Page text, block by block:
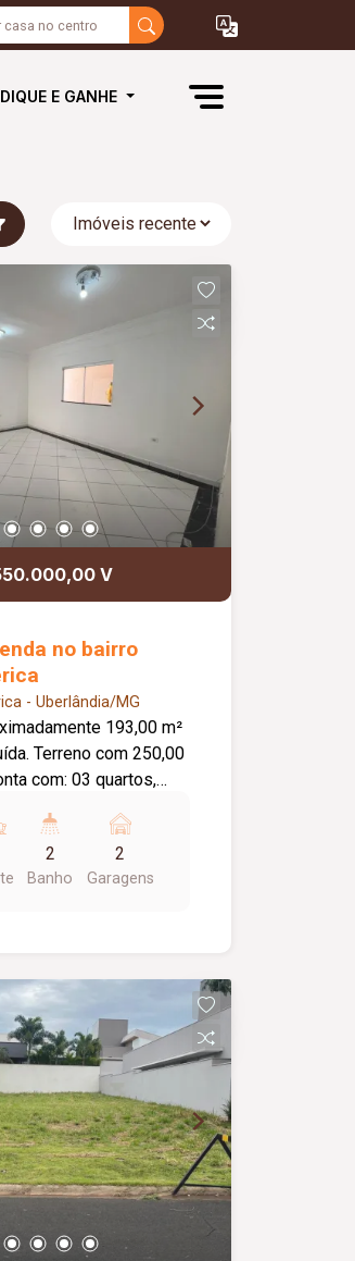
E GANHE
V
no bairro
- Uberlândia/MG
193,00 m²
250,00
Cozinha; Lavanderia;
Quintal; 02 vagas de
Toda
e praticidade.
Valor do
atual: R$ 550.000,00;
externa: R$
permuta por imóvel
2
Banho
2
Garagens